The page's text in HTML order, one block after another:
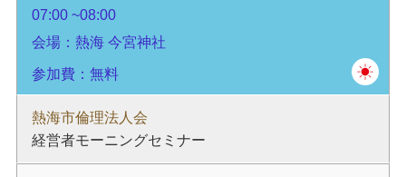
07:00
08:00
会場：熱海 今宮神社
参加費：無料
熱海市倫理法人会
経営者モーニングセミナー